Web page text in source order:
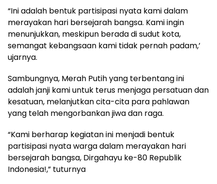
“Ini adalah bentuk partisipasi nyata kami dalam
merayakan hari bersejarah bangsa. Kami ingin
menunjukkan, meskipun berada di sudut kota,
semangat kebangsaan kami tidak pernah padam,’
ujarnya.
Sambungnya, Merah Putih yang terbentang ini
adalah janji kami untuk terus menjaga persatuan dan
kesatuan, melanjutkan cita-cita para pahlawan
yang telah mengorbankan jiwa dan raga.
“Kami berharap kegiatan ini menjadi bentuk
partisipasi nyata warga dalam merayakan hari
bersejarah bangsa, Dirgahayu ke-80 Republik
Indonesia!,” tuturnya